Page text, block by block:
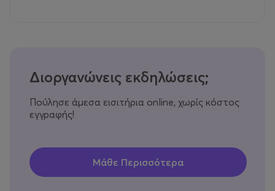
Διοργανώνεις εκδηλώσεις;
Πούλησε άμεσα εισιτήρια online, χωρίς κόστος
εγγραφής!